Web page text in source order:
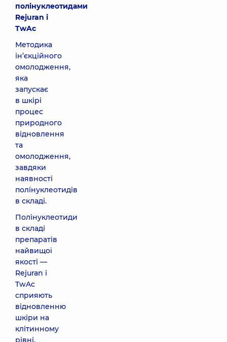
полінуклеотидами
Rejuran і
TwAc
Методика
ін’єкційного
омолодження,
яка
запускає
в шкірі
процес
природного
відновлення
та
омолодження,
завдяки
наявності
полінуклеотидів
в складі.
Полінуклеотиди
в складі
препаратів
найвищої
якості —
Rejuran і
TwAc
сприяють
відновленню
шкіри на
клітинному
рівні,